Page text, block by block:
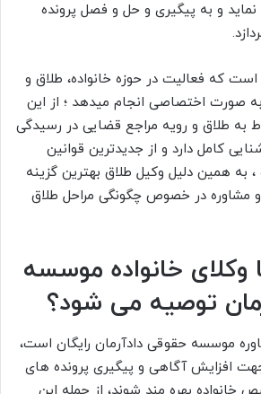
و به پیگیری و حل و فصل پرونده
است که فعالیت در حوزه خانواده، طلاق و
صورت اختصاصی انجام میدهد ؛ از این
به طلاق و رویه مراجع قضایی در رسیدگی
کامل دارد و از جدیدترین قوانین
به همین دلیل وکیل طلاق بهترین گزینه
و مشاوره در خصوص چگونگی مراحل طلاق
وکلای خانواده موسسه
توصیه می شود؟
موسسه حقوقی دادآرمان رایگان است،
افزایش آگاهی و پیگیری پرونده های